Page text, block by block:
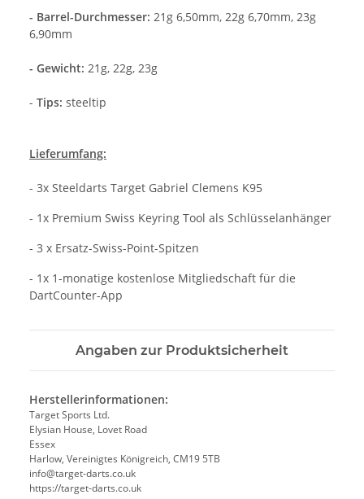
- Barrel-Durchmesser: 21g 6,50mm, 22g 6,70mm, 23g
6,90mm
- Gewicht: 21g, 22g, 23g
- Tips: steeltip
Lieferumfang:
- 3x Steeldarts Target Gabriel Clemens K95
- 1x Premium Swiss Keyring Tool als Schlüsselanhänger
- 3 x Ersatz-Swiss-Point-Spitzen
- 1x 1-monatige kostenlose Mitgliedschaft für die
DartCounter-App
Angaben zur Produktsicherheit
Herstellerinformationen:
Target Sports Ltd.
Elysian House, Lovet Road
Essex
Harlow, Vereinigtes Königreich, CM19 5TB
info@target-darts.co.uk
https://target-darts.co.uk